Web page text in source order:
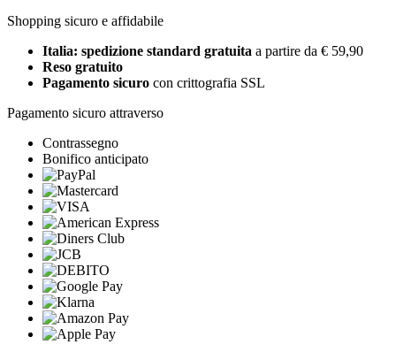
Shopping sicuro e affidabile
Italia: spedizione standard gratuita a partire da € 59,90
Reso gratuito
Pagamento sicuro con crittografia SSL
Pagamento sicuro attraverso
Contrassegno
Bonifico anticipato